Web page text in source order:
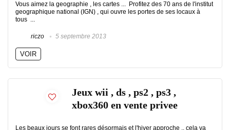
Vous aimez la geographie , les cartes ... Profitez des 70 ans de l'institut
geographique national (IGN) , qui ouvre les portes de ses locaux à
tous ...
riczo 5 septembre 2013
VOIR
Jeux wii , ds , ps2 , ps3 ,
xbox360 en vente privee
Les beaux jours se font rares désormais et l'hiver approche .. cela va